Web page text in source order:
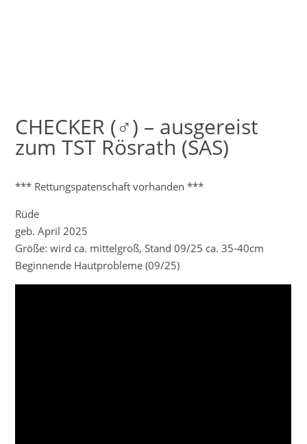
CHECKER (♂) – ausgereist
zum TST Rösrath (SAS)
*** Rettungspatenschaft vorhanden ***
Rüde
geb. April 2025
Größe: wird ca. mittelgroß, Stand 09/25 ca. 35-40cm
Beginnende Hautprobleme (09/25)